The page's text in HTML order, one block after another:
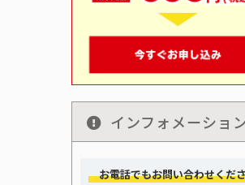
インフォメーショ
お電話でもお問い合わせくだ